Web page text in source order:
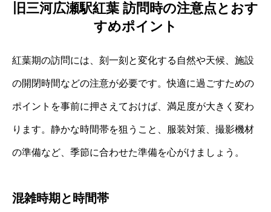
旧三河広瀬駅紅葉 訪問時の注意点とおす
すめポイント
紅葉期の訪問には、刻一刻と変化する自然や天候、施設
の開閉時間などの注意が必要です。快適に過ごすための
ポイントを事前に押さえておけば、満足度が大きく変わ
ります。静かな時間帯を狙うこと、服装対策、撮影機材
の準備など、季節に合わせた準備を心がけましょう。
混雑時期と時間帯